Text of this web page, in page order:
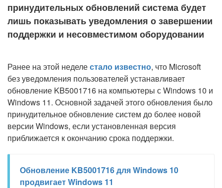
принудительных обновлений система будет
лишь показывать уведомления о завершении
поддержки и несовместимом оборудовании
Ранее на этой неделестало известно, что Microsoft
без уведомления пользователей устанавливает
обновление KB5001716 на компьютеры с Windows 10 и
Windows 11. Основной задачей этого обновления было
принудительное обновление систем до более новой
версии Windows, если установленная версия
приближается к окончанию срока поддержки.
Обновление KB5001716 для Windows 10
продвигает Windows 11